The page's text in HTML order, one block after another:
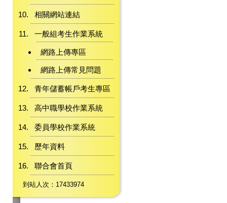
相關網站連結
一般組考生作業系統
網路上傳專區
網路上傳常見問題
青年儲蓄帳戶考生專區
高中職學校作業系統
委員學校作業系統
歷年資料
聯合會首頁
到站人次：17433974